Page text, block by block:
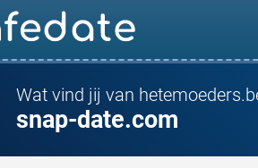
Wat vind jij van
snap-date.com